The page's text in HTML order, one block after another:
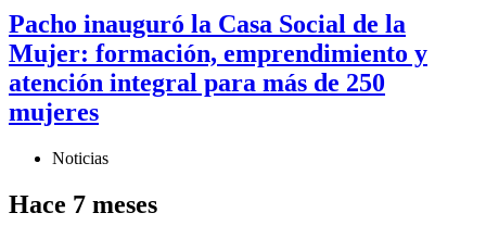
Pacho inauguró la Casa Social de la
Mujer: formación, emprendimiento y
atención integral para más de 250
mujeres
Noticias
Hace 7 meses